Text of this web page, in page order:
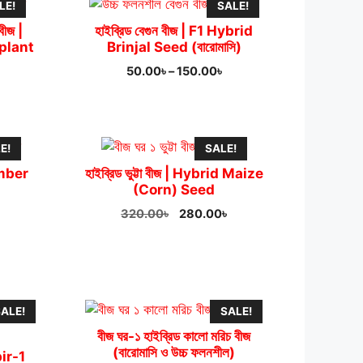
|
SALE!
হাইব্রিড বেগুন বীজ | F1 Hybrid
Brinjal Seed (বারোমাসি)
50.00৳–150.00৳Price
150.00৳
SALE!
হাইব্রিড ভুট্টা বীজ | Hybrid Maize
(Corn) Seed
320.00৳
Original
280.00৳Current
1
SALE!
বীজ ঘর-১ হাইব্রিড কালো মরিচ বীজ
(বারোমাসি ও উচ্চ ফলনশীল)